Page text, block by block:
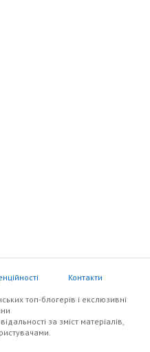
Контакти
топ-блогерів i екслюзивнi
за зміст матеріалів,